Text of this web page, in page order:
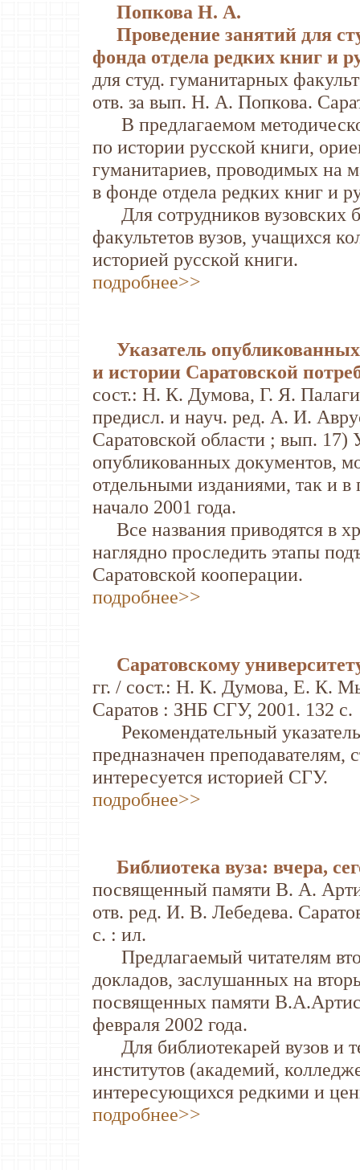
Попкова Н. А.
Проведение занятий для
фонда отдела редких книг и
для студ. гуманитарных
отв. за вып. Н. А. Попкова.
В предлагаемом
по истории русской книги,
гуманитариев, проводимых на
в фонде отдела редких книг и
Для сотрудников вузовских
факультетов вузов, учащихся
историей русской книги.
подробнее>>
Указатель
и истории Саратовской
сост.: Н. К. Думова, Г. Я.
предисл. и науч. ред. А. И.
Саратовской области ; вып. 17)
опубликованных документов,
отдельными изданиями, так и в
начало 2001 года.
Все названия приводятся в
наглядно проследить этапы
Саратовской кооперации.
подробнее>>
Саратовскому
гг. / сост.: Н. К. Думова, Е. К.
Саратов : ЗНБ СГУ, 2001. 132 с.
Рекомендательный
предназначен преподавателям,
интересуется историей СГУ.
подробнее>>
Библиотека вуза: вчера,
посвященный памяти В. А.
отв. ред. И. В. Лебедева.
с. : ил.
Предлагаемый читателям
докладов, заслушанных на
посвященных памяти
февраля 2002 года.
Для библиотекарей вузов и
институтов (академий,
интересующихся редкими и
подробнее>>